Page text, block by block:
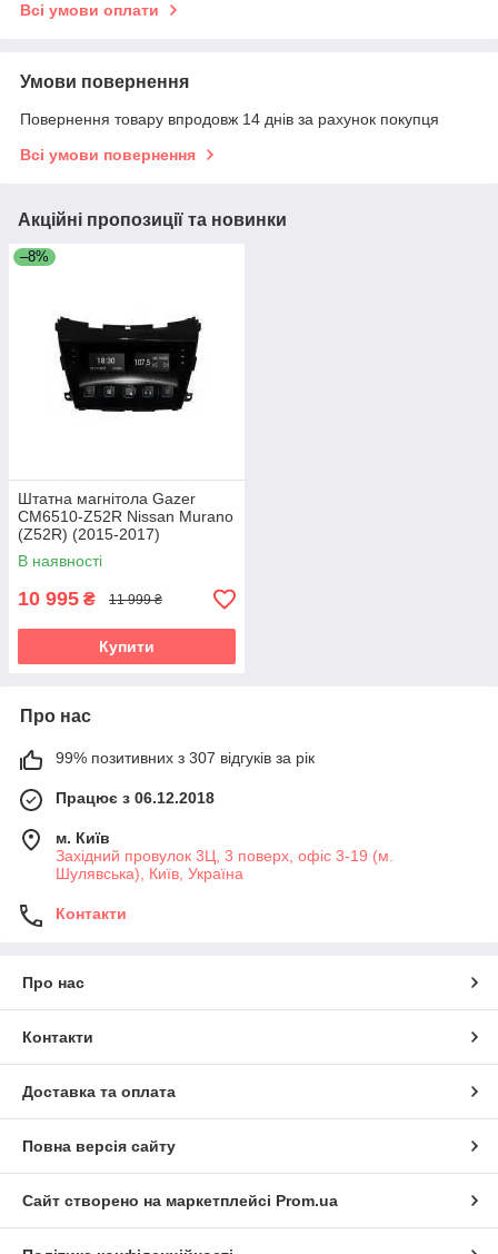
Всі умови оплати
Умови повернення
Повернення товару впродовж 14 днів за рахунок покупця
Всі умови повернення
Акційні пропозиції та новинки
–8%
Штатна магнітола Gazer
CM6510-Z52R Nissan Murano
(Z52R) (2015-2017)
В наявності
10 995 ₴ 11 999 ₴
Купити
Про нас
99% позитивних з 307 відгуків за рік
Працює з 06.12.2018
м. Київ
Західний провулок 3Ц, 3 поверх, офіс 3-19 (м.
Шулявська), Київ, Україна
Контакти
Про нас
Контакти
Доставка та оплата
Повна версія сайту
Сайт створено на маркетплейсі Prom.ua